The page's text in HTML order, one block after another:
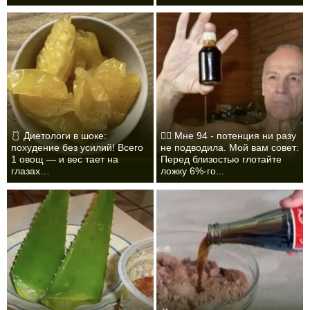
🩱 Диетологи в шоке:
похудение без усилий! Всего
1 овощ — и вес тает на
глазах…
❤️‍🔥 Мне 94 - потенция ни разу
не подводила. Мой вам совет:
Перед близостью глотайте
ложку 6%-го...